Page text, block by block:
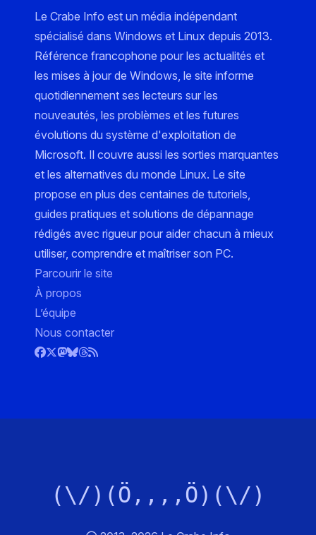
Le Crabe Info est un média indépendant
spécialisé dans Windows et Linux depuis 2013.
Référence francophone pour les actualités et
les mises à jour de Windows, le site informe
quotidiennement ses lecteurs sur les
nouveautés, les problèmes et les futures
évolutions du système d'exploitation de
Microsoft. Il couvre aussi les sorties marquantes
et les alternatives du monde Linux. Le site
propose en plus des centaines de tutoriels,
guides pratiques et solutions de dépannage
rédigés avec rigueur pour aider chacun à mieux
utiliser, comprendre et maîtriser son PC.
Parcourir le site
À propos
L’équipe
Nous contacter
(\/)(Ö,,,,Ö)(\/)